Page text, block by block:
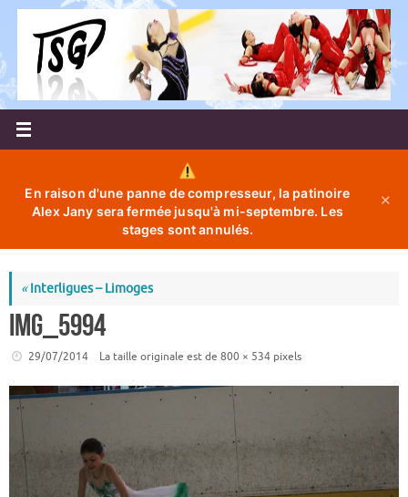
Passer
contenu
En raison d'une panne de compresseur, la patinoire
Alex Jany sera fermée jusqu'à mi-septembre. Les
stages sont annulés.
✕
«Interligues – Limoges
IMG_5994
29/07/2014 La taille originale est de 800 × 534pixels